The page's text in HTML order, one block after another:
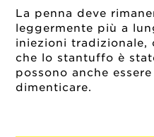
La penna deve
leggermente più a
iniezioni tradizionale,
che lo stantuffo è
possono anche
dimenticare.